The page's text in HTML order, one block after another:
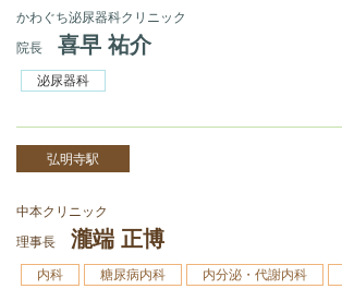
かわぐち泌尿器科クリニック
院長
喜早 祐介
泌尿器科
弘明寺駅
中本クリニック
理事長
瀧端 正博
内科 糖尿病内科 内分泌・代謝内科